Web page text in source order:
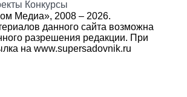
Конкурсы
Медиа», 2008 – 2026.
данного сайта возможна
разрешения редакции. При
на www.supersadovnik.ru